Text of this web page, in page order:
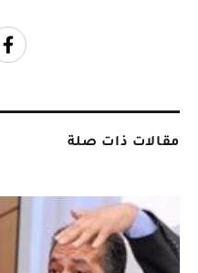
مقالات ذات صلة